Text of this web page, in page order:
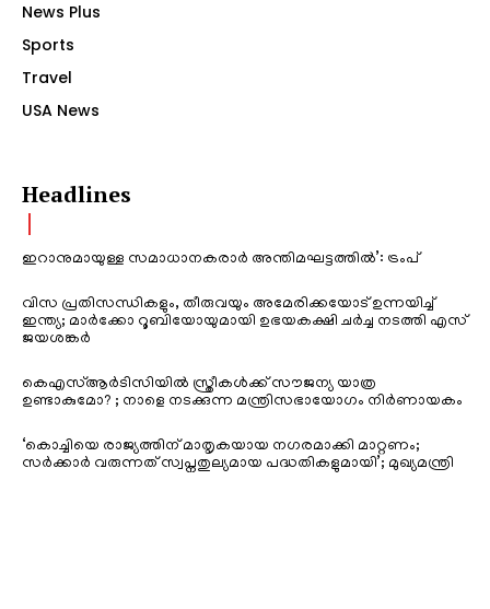
News Plus
Sports
Travel
USA News
Headlines
ഇറാനുമായുള്ള സമാധാനകരാർ അന്തിമഘട്ടത്തിൽ‌’: ട്രംപ്
വിസ പ്രതിസന്ധികളും, തീരുവയും അമേരിക്കയോട് ഉന്നയിച്ച്
ഇന്ത്യ; മാർക്കോ റൂബിയോയുമായി ഉഭയകക്ഷി ചർച്ച നടത്തി എസ്
ജയശങ്കർ
കെഎസ്ആർടിസിയിൽ സ്ത്രീകൾക്ക് സൗജന്യ യാത്ര
ഉണ്ടാകുമോ? ; നാളെ നടക്കുന്ന മന്ത്രിസഭായോഗം നിർണായകം
‘കൊച്ചിയെ രാജ്യത്തിന് മാതൃകയായ നഗരമാക്കി മാറ്റണം;
സർക്കാർ വരുന്നത് സ്വപ്നതുല്യമായ പദ്ധതികളുമായി’; മുഖ്യമന്ത്രി